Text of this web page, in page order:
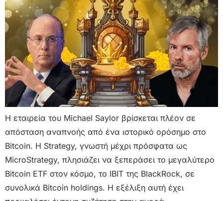
Η εταιρεία του Michael Saylor βρίσκεται πλέον σε
απόσταση αναπνοής από ένα ιστορικό ορόσημο στο
Bitcoin. Η Strategy, γνωστή μέχρι πρόσφατα ως
MicroStrategy, πλησιάζει να ξεπεράσει το μεγαλύτερο
Bitcoin ETF στον κόσμο, το IBIT της BlackRock, σε
συνολικά Bitcoin holdings. Η εξέλιξη αυτή έχει